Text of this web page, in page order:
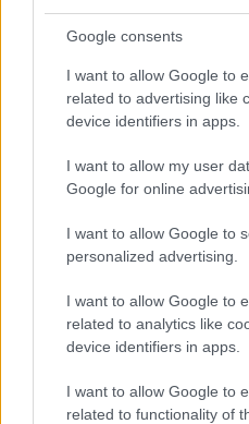
Google consents
I want to allow Google to
related to advertising like
device identifiers in apps.
I want to allow my user
Google for online
I want to allow Google to
personalized advertising.
I want to allow Google to
related to analytics like
device identifiers in apps.
I want to allow Google to
related to functionality of
(4) Hasznosság, tehát a puszta
munkakörnyezettel elérhető
(5) Felhasználóbarát ergonómia;
(6) Lakáskörülmények között is
(6+1) A síkbeli és a
átjárás a második és a
A 2005-ös sikereket követően a
hatalmas lehetőség és felelősség
áldozniuk akár az egész életüket
fogott, és 2006 második felében